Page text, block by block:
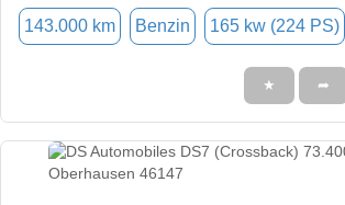
143.000 km Benzin 165 kw (224 PS)
★ ➦